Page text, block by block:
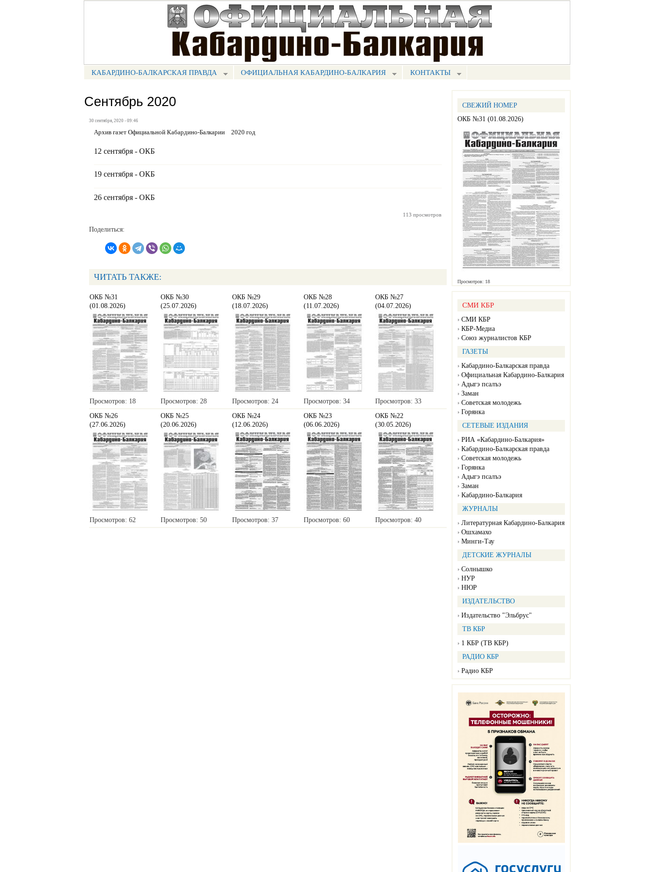
Перейти к
основному
содержанию
МЕНЮ КБП
КАБАРДИНО-БАЛКАРСКАЯ ПРАВДА ОФИЦИАЛЬНАЯ КАБАРДИНО-БАЛКАРИЯ КОНТАКТЫ
СВЕЖИЙ НОМЕР
ОКБ №31 (01.08.2026)
Просмотров: 18
СМИ КБР
СМИ КБР
КБР-Медиа
Союз журналистов КБР
ГАЗЕТЫ
Кабардино-Балкарская правда
Официальная Кабардино-Балкария
Адыгэ псалъэ
Заман
Советская молодежь
Горянка
СЕТЕВЫЕ ИЗДАНИЯ
РИА «Кабардино-Балкария»
Кабардино-Балкарская правда
Советская молодежь
Горянка
Адыгэ псалъэ
Заман
Кабардино-Балкария
ЖУРНАЛЫ
Литературная Кабардино-Балкария
Ошхамахо
Минги-Тау
ДЕТСКИЕ ЖУРНАЛЫ
Солнышко
НУР
НЮР
ИЗДАТЕЛЬСТВО
Издательство "Эльбрус"
ТВ КБР
1 КБР (ТВ КБР)
РАДИО КБР
Радио КБР
Сентябрь 2020
30 сентября, 2020 - 09:46
Архив газет Официальной Кабардино-Балкарии 2020 год
12 сентября - ОКБ
19 сентября - ОКБ
26 сентября - ОКБ
113 просмотров
Поделиться:
ЧИТАТЬ ТАКЖЕ:
ОКБ №31
(01.08.2026)
Просмотров: 18
ОКБ №30
(25.07.2026)
Просмотров: 28
ОКБ №29
(18.07.2026)
Просмотров: 24
ОКБ №28
(11.07.2026)
Просмотров: 34
ОКБ №27
(04.07.2026)
Просмотров: 33
ОКБ №26
(27.06.2026)
Просмотров: 62
ОКБ №25
(20.06.2026)
Просмотров: 50
ОКБ №24
(12.06.2026)
Просмотров: 37
ОКБ №23
(06.06.2026)
Просмотров: 60
ОКБ №22
(30.05.2026)
Просмотров: 40